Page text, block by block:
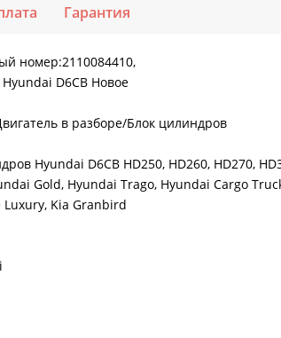
Гарантия
номер:2110084410,
Hyundai D6CB Новое
в разборе/Блок цилиндров
Hyundai D6CB HD250, HD260, HD270,
Gold, Hyundai Trago, Hyundai Cargo
Luxury, Kia Granbird